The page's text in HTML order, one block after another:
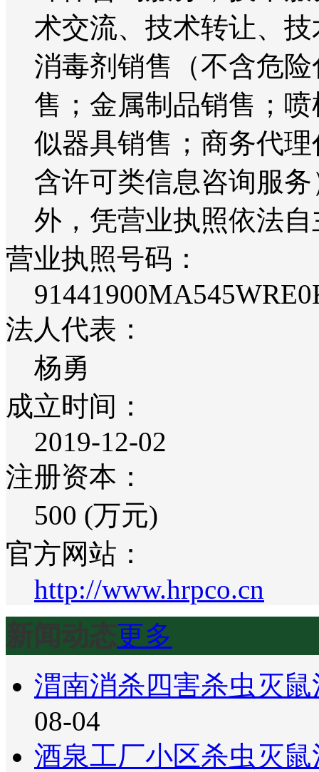
术交流、技术转让、
消毒剂销售（不含危
售；金属制品销售；
似器具销售；商务代
含许可类信息咨询服
外，凭营业执照依法
营业执照号码：
法人代表：
杨勇
成立时间：
2019-12-02
注册资本：
500 (万元)
官方网站：
http://www.hrpco.cn
新闻动态更多
渭南消杀四害杀虫灭
08-04
酒泉工厂小区杀虫灭